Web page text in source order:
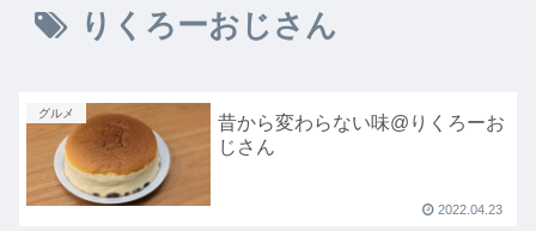
りくろーおじさん
グルメ
昔から変わらない味@りくろーお
じさん
2022.04.23